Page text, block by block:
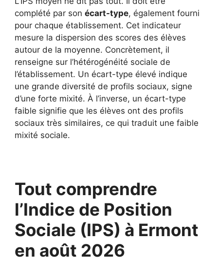
complété par son écart-type, également fourni
pour chaque établissement. Cet indicateur
mesure la dispersion des scores des élèves
autour de la moyenne. Concrètement, il
renseigne sur l’hétérogénéité sociale de
l’établissement. Un écart-type élevé indique
une grande diversité de profils sociaux, signe
d’une forte mixité. À l’inverse, un écart-type
faible signifie que les élèves ont des profils
sociaux très similaires, ce qui traduit une faible
mixité sociale.
Tout comprendre
l’Indice de Position
Sociale (IPS) à Ermont
en août 2026